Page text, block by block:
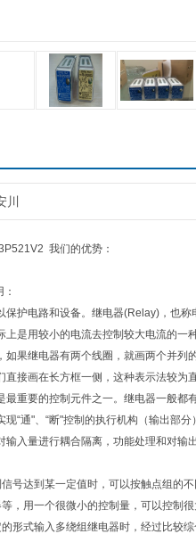
川
我们的优势：
护电路和设备。继电器(Relay)，也
是用较小的电流去控制较大电流的一
果继电器有两个线圈，就画两个并列
接画在长方框一侧，这种表示法较
重要的控制元件之一。继电器一般
“通"、“断"控制的执行机构（输出部分
入量进行耦合隔离，功能处理和对
号达到某一定值时，可以按触点组的
，用一个很微小的控制量，可以控制很
形式输入多绕组继电器时，经过比较综